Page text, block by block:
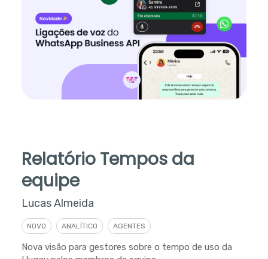
Relatório Tempos da
equipe
Lucas Almeida
NOVO ANALÍTICO AGENTES
Nova visão para gestores sobre o tempo de uso da